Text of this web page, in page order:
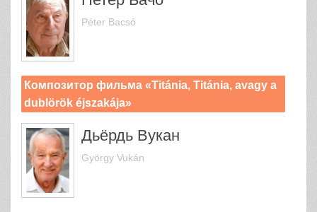
Péter Bacsó
Композитор фильма «Titánia, Titánia, avagy a
dublörök éjszakája»
Дьёрдь Вукан
György Vukán